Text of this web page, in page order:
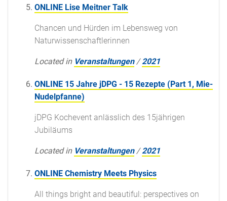
ONLINE Lise Meitner Talk
Chancen und Hürden im Lebensweg von
Naturwissenschaftlerinnen
Located in Veranstaltungen /2021
ONLINE 15 Jahre jDPG - 15 Rezepte (Part 1, Mie-
Nudelpfanne)
jDPG Kochevent anlässlich des 15jährigen
Jubiläums
Located in Veranstaltungen /2021
ONLINE Chemistry Meets Physics
All things bright and beautiful: perspectives on